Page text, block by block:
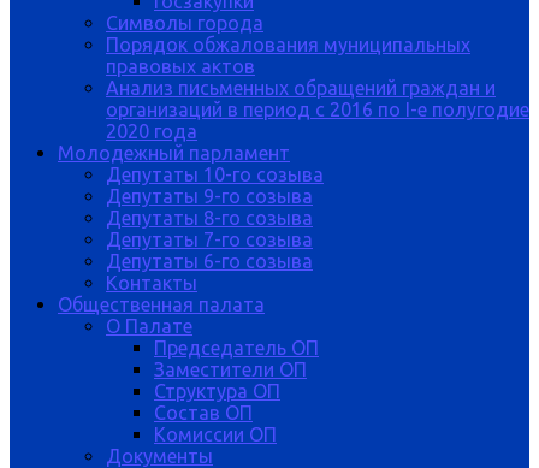
Символы города
Порядок обжалования муниципальных
правовых актов
Анализ письменных обращений граждан и
организаций в период с 2016 по I-е полугодие
2020 года
Молодежный парламент
Депутаты 10-го созыва
Депутаты 9-го созыва
Депутаты 8-го созыва
Депутаты 7-го созыва
Депутаты 6-го созыва
Контакты
Общественная палата
О Палате
Председатель ОП
Заместители ОП
Структура ОП
Состав ОП
Комиссии ОП
Документы